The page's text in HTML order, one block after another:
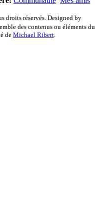
droits réservés. Designed by
des contenus ou éléments du
de Michael Ribert.